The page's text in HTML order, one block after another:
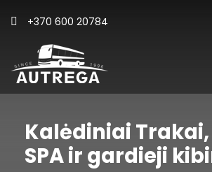
+370 600 20784
Kalėdiniai
SPA ir gardieji